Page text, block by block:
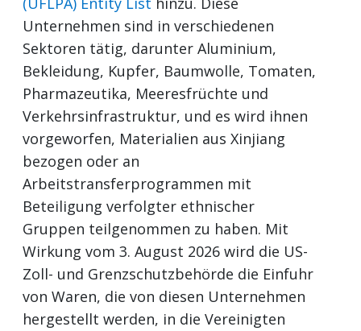
Unternehmen sind in verschiedenen
Sektoren tätig, darunter Aluminium,
Bekleidung, Kupfer, Baumwolle, Tomaten,
Pharmazeutika, Meeresfrüchte und
Verkehrsinfrastruktur, und es wird ihnen
vorgeworfen, Materialien aus Xinjiang
bezogen oder an
Arbeitstransferprogrammen mit
Beteiligung verfolgter ethnischer
Gruppen teilgenommen zu haben. Mit
Wirkung vom 3. August 2026 wird die US-
Zoll- und Grenzschutzbehörde die Einfuhr
von Waren, die von diesen Unternehmen
hergestellt werden, in die Vereinigten